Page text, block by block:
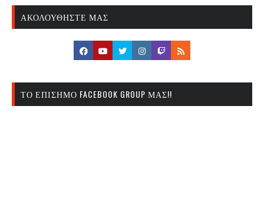
ΑΚΟΛΟΥΘΉΣΤΕ ΜΑΣ
ΤΟ ΕΠΊΣΗΜΟ FACEBOOK GROUP ΜΑΣ!!